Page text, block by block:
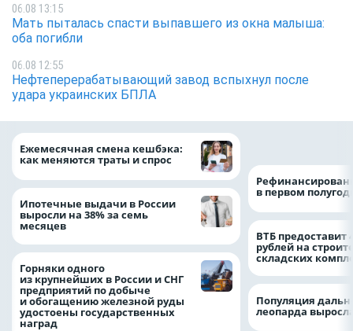
06.08 13:15
Мать пыталась спасти выпавшего из окна малыша:
оба погибли
06.08 12:55
Нефтеперерабатывающий завод вспыхнул после
удара украинских БПЛА
Ежемесячная смена кешбэка:
как меняются траты и спрос
Ипотечные выдачи в России
выросли на 38% за семь
месяцев
Горняки одного
из крупнейших в России и СНГ
предприятий по добыче
и обогащению железной руды
удостоены государственных
наград
в первом
ВТБ предоставит
рублей на
складских
Популяция
леопарда